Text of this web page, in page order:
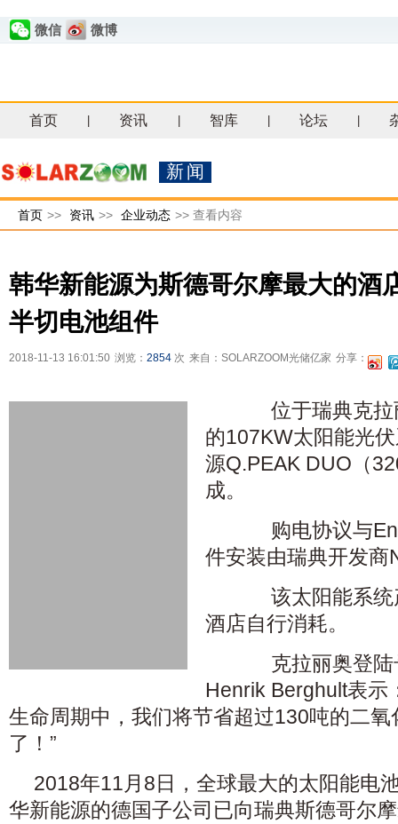
微信 微博
首页 资讯 智库 论坛
新闻
首页 >> 资讯 >> 企业动态 >> 查看内容
韩华新能源为斯德哥尔摩最大的酒
半切电池组件
2018-11-13 16:01:50 浏览： 2854 次 来自：SOLARZOOM光储亿家 分享：
位于瑞典克拉
的107KW太阳能光
源Q.PEAK DUO（
成。
购电协议与
件安装由瑞典开发商
该太阳能系统
酒店自行消耗。
克拉丽奥登陆
Henrik Berghult表示
生命周期中，我们将节省超过130吨的二
了！”
2018年11月8日，全球最大的太阳能电
华新能源的德国子公司已向瑞典斯德哥尔